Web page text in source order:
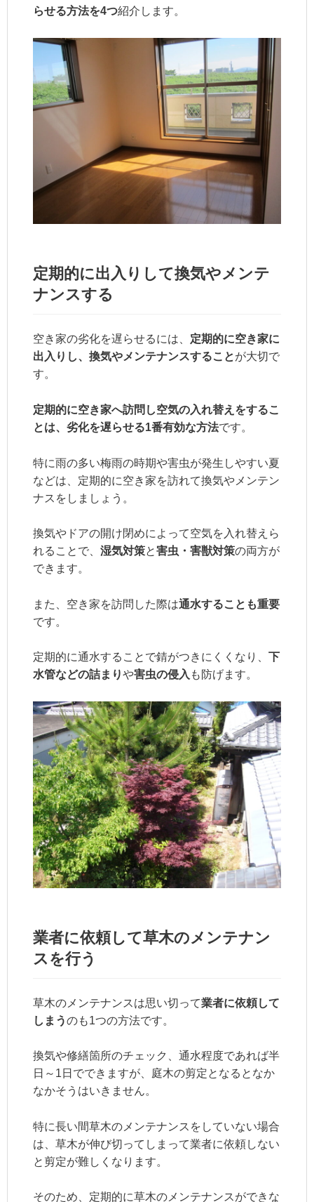
らせる方法を4つ紹介します。
定期的に出入りして換気やメンテ
ナンスする
空き家の劣化を遅らせるには、 定期的に空き家に
出入りし、換気やメンテナンスすることが大切で
す。
定期的に空き家へ訪問し空気の入れ替えをするこ
とは、劣化を遅らせる1番有効な方法です。
特に雨の多い梅雨の時期や害虫が発生しやすい夏
などは、定期的に空き家を訪れて換気やメンテン
ナスをしましょう。
換気やドアの開け閉めによって空気を入れ替えら
れることで、 湿気対策と害虫・害獣対策の両方が
できます。
また、空き家を訪問した際は通水することも重要
です。
定期的に通水することで錆がつきにくくなり、 下
水管などの詰まりや害虫の侵入 も防げます。
業者に依頼して草木のメンテナン
スを行う
草木のメンテナンスは思い切って業者に依頼して
しまうのも1つの方法です。
換気や修繕箇所のチェック、通水程度であれば半
日～1日でできますが、庭木の剪定となるとなか
なかそうはいきません。
特に長い間草木のメンテナンスをしていない場合
は、草木が伸び切ってしまって業者に依頼しない
と剪定が難しくなります。
そのため、定期的に草木のメンテナンスができな